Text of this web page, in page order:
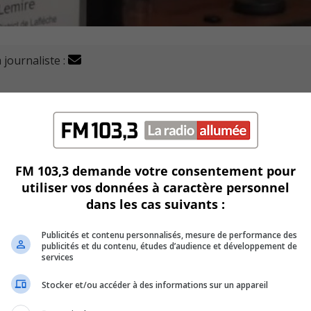
journaliste :
plaignent, depuis plusieurs mois, de va-et-vient
qui se trouve au coin de la rue.
routière pour cette zone résidentielle et d’autant
déneigement empire la situation.
un suivi de ce dossier, car depuis plusieurs
FM 103,3 demande votre consentement pour
utiliser vos données à caractère personnel
dans les cas suivants :
Publicités et contenu personnalisés, mesure de performance des
publicités et du contenu, études d’audience et développement de
services
Stocker et/ou accéder à des informations sur un appareil